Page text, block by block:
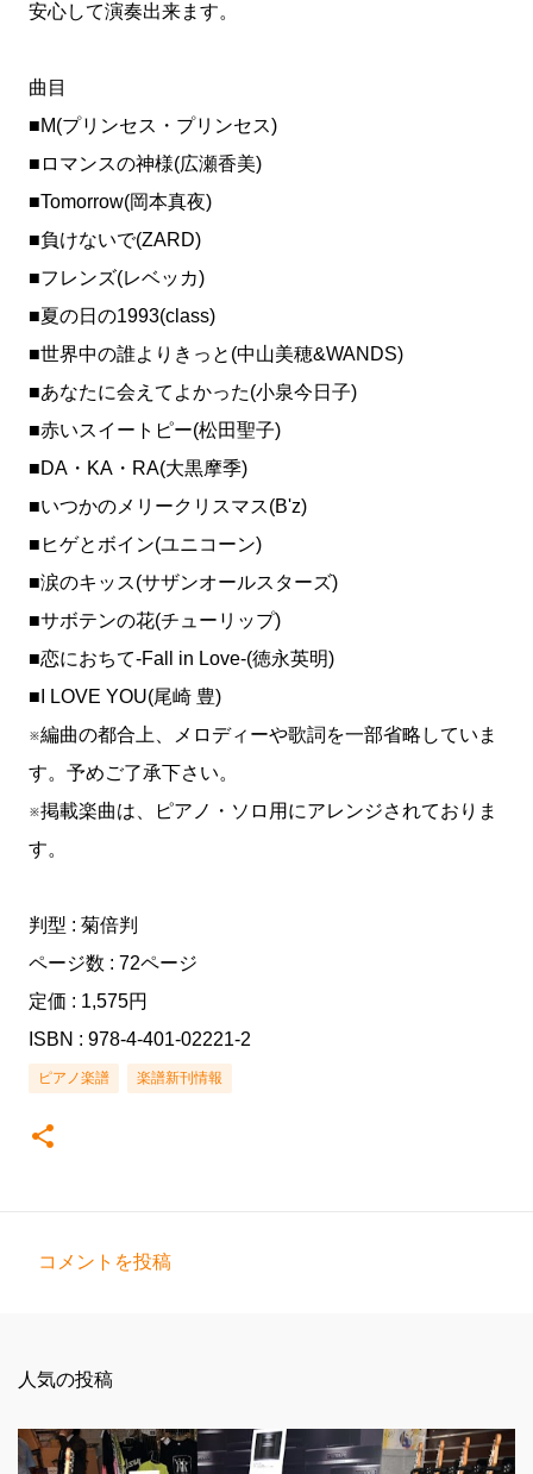
安心して演奏出来ます。
曲目
■M(プリンセス・プリンセス)
■ロマンスの神様(広瀬香美)
■Tomorrow(岡本真夜)
■負けないで(ZARD)
■フレンズ(レベッカ)
■夏の日の1993(class)
■世界中の誰よりきっと(中山美穂&WANDS)
■あなたに会えてよかった(小泉今日子)
■赤いスイートピー(松田聖子)
■DA・KA・RA(大黒摩季)
■いつかのメリークリスマス(B'z)
■ヒゲとボイン(ユニコーン)
■涙のキッス(サザンオールスターズ)
■サボテンの花(チューリップ)
■恋におちて-Fall in Love-(徳永英明)
■I LOVE YOU(尾崎 豊)
※編曲の都合上、メロディーや歌詞を一部省略していま
す。予めご了承下さい。
※掲載楽曲は、ピアノ・ソロ用にアレンジされておりま
す。
判型 : 菊倍判
ページ数 : 72ページ
定価 : 1,575円
ISBN : 978-4-401-02221-2
ピアノ楽譜 楽譜新刊情報
ト
コメントを投稿
人気の投稿